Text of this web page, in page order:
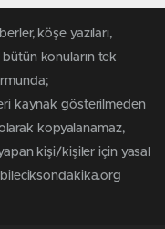
köşe yazıları,
konuların tek
kaynak gösterilmeden
olarak kopyalanamaz,
kişi/kişiler için yasal